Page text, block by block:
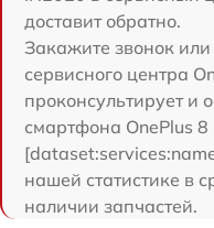
доставит обратно.
Закажите звонок
сервисного центра
проконсультирует и
смартфона OnePlus 8
нашей статистике в
наличии запчастей.